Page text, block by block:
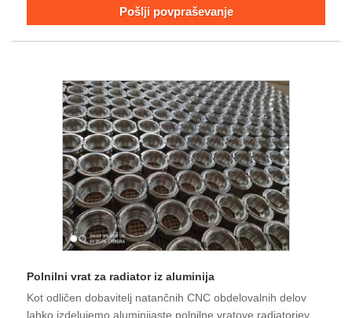
Pošlji povpraševanje
Polnilni vrat za radiator iz aluminija
Kot odličen dobavitelj natančnih CNC obdelovalnih delov
lahko izdelujemo aluminijaste polnilne vratove radiatorjev,